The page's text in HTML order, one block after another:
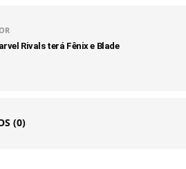
Rivals terá Fênix e Blade
(0)